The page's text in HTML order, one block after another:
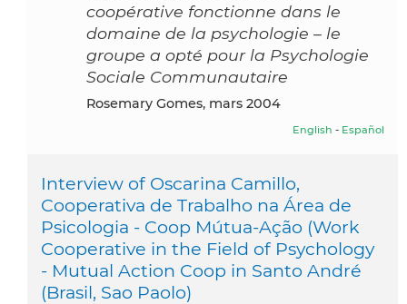
coopérative fonctionne dans le
domaine de la psychologie – le
groupe a opté pour la Psychologie
Sociale Communautaire
Rosemary Gomes, mars 2004
English - Español
Interview of Oscarina Camillo,
Cooperativa de Trabalho na Área de
Psicologia - Coop Mútua-Ação (Work
Cooperative in the Field of Psychology
- Mutual Action Coop in Santo André
(Brasil, Sao Paolo)